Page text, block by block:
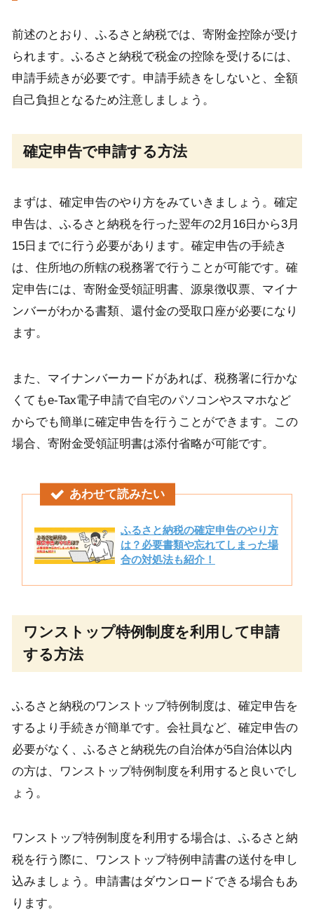
前述のとおり、ふるさと納税では、寄附金控除が受け
られます。ふるさと納税で税金の控除を受けるには、
申請手続きが必要です。申請手続きをしないと、全額
自己負担となるため注意しましょう。
確定申告で申請する方法
まずは、確定申告のやり方をみていきましょう。確定
申告は、ふるさと納税を行った翌年の2月16日から3月
15日までに行う必要があります。確定申告の手続き
は、住所地の所轄の税務署で行うことが可能です。確
定申告には、寄附金受領証明書、源泉徴収票、マイナ
ンバーがわかる書類、還付金の受取口座が必要になり
ます。
また、マイナンバーカードがあれば、税務署に行かな
くてもe-Tax電子申請で自宅のパソコンやスマホなど
からでも簡単に確定申告を行うことができます。この
場合、寄附金受領証明書は添付省略が可能です。
あわせて読みたい
ふるさと納税の確定申告のやり方
は？必要書類や忘れてしまった場
合の対処法も紹介！
ワンストップ特例制度を利用して申請
する方法
ふるさと納税のワンストップ特例制度は、確定申告を
するより手続きが簡単です。会社員など、確定申告の
必要がなく、ふるさと納税先の自治体が5自治体以内
の方は、ワンストップ特例制度を利用すると良いでし
ょう。
ワンストップ特例制度を利用する場合は、ふるさと納
税を行う際に、ワンストップ特例申請書の送付を申し
込みましょう。申請書はダウンロードできる場合もあ
ります。